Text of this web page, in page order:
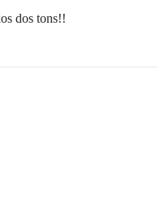
dos tons!!